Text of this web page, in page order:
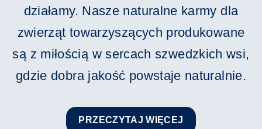
działamy. Nasze naturalne karmy dla
zwierząt towarzyszących produkowane
są z miłością w sercach szwedzkich wsi,
gdzie dobra jakość powstaje naturalnie.
PRZECZYTAJ WIĘCEJ